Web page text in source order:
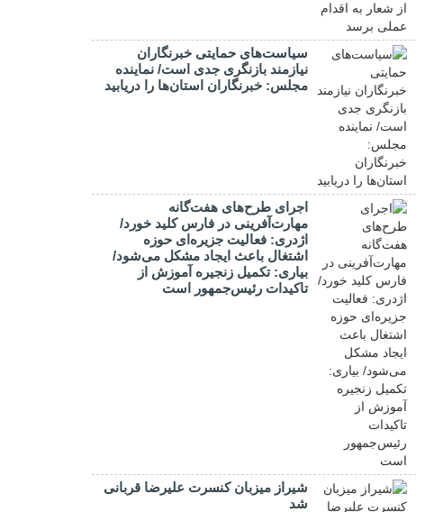
سیاست‌های حمایتی خبرنگاران
نیازمند بازنگری جدی است/ نماینده
مجلس: خبرنگاران استان‌ها را دریابید
اجرای طرح‌های هفت‌گانه
مهارت‌آفرینی در فارس کلید خورد/
اژدری: فعالیت جزیره‌‌ای حوزه
اشتغال باعث ایجاد مشکل می‌شود/
بیاری: تکمیل زنجیره آموزش از
تاکیدات رئیس‌جمهور است
شیراز میزبان کنسرت علیرضا قربانی
شد